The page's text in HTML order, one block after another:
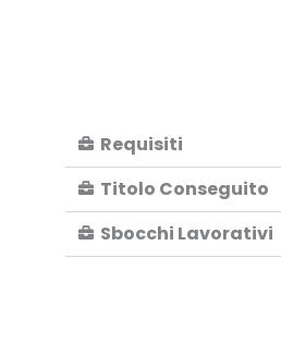
Requisiti
Titolo Conseguito
Sbocchi Lavorativi